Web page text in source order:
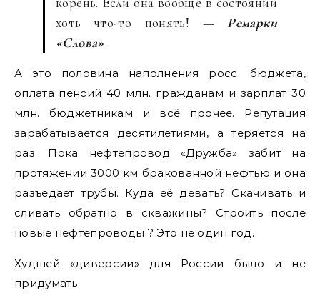
хоть что-то понять! — Ремарки
«Слова»
А это половина наполнения росс. бюджета,
оплата пенсий 40 млн. гражданам и зарплат 30
млн. бюджетникам и всё прочее. Репутация
зарабатывается десятилетиями, а теряется на
раз. Пока нефтепровод «Дружба» забит на
протяжении 3000 км бракованной нефтью и она
разъедает трубы. Куда её девать? Скачивать и
сливать обратно в скважины? Строить после
новые нефтепроводы ? Это не один год.
Худшей «диверсии» для России было и не
придумать.